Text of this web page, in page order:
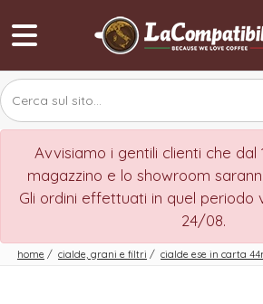
Avvisiamo i gentili clienti che
magazzino e lo showroom
Gli ordini effettuati in quel periodo
24/08.
home / cialde, grani e filtri / cialde ese in carta